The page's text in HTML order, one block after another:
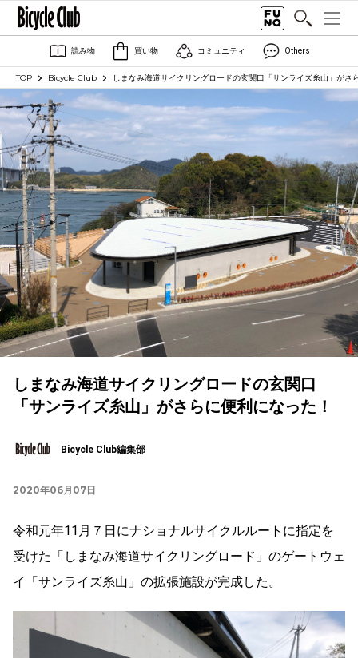
読み物 買い物 コミュニティ Others
TOP Bicycle Club しまなみ海道サイクリングロードの玄関口「サンライズ糸山」がさ
しまなみ海道サイクリングロードの玄関口
「サンライズ糸山」がさらに便利になった！
Bicycle Club編集部
2020年06月07日
令和元年11月７日にナショナルサイクルルートに指定を
受けた「しまなみ海道サイクリングロード」のゲートウェ
イ「サンライズ糸山」の拡張施設が完成した。